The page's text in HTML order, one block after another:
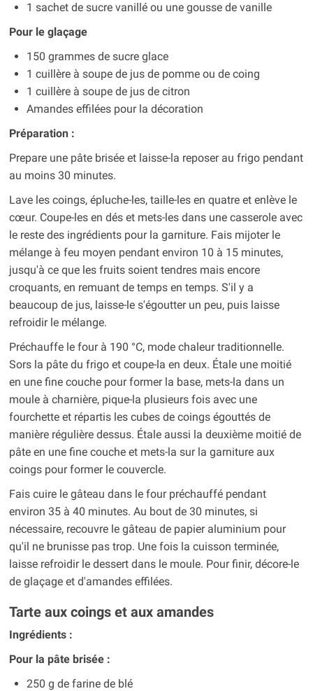
1 sachet de sucre vanillé ou une gousse de vanille
Pour le glaçage
150 grammes de sucre glace
1 cuillère à soupe de jus de pomme ou de coing
1 cuillère à soupe de jus de citron
Amandes effilées pour la décoration
Préparation :
Prepare une pâte brisée et laisse-la reposer au frigo pendant
au moins 30 minutes.
Lave les coings, épluche-les, taille-les en quatre et enlève le
cœur. Coupe-les en dés et mets-les dans une casserole avec
le reste des ingrédients pour la garniture. Fais mijoter le
mélange à feu moyen pendant environ 10 à 15 minutes,
jusqu'à ce que les fruits soient tendres mais encore
croquants, en remuant de temps en temps. S'il y a
beaucoup de jus, laisse-le s'égoutter un peu, puis laisse
refroidir le mélange.
Préchauffe le four à 190 °C, mode chaleur traditionnelle.
Sors la pâte du frigo et coupe-la en deux. Étale une moitié
en une fine couche pour former la base, mets-la dans un
moule à charnière, pique-la plusieurs fois avec une
fourchette et répartis les cubes de coings égouttés de
manière régulière dessus. Étale aussi la deuxième moitié de
pâte en une fine couche et mets-la sur la garniture aux
coings pour former le couvercle.
Fais cuire le gâteau dans le four préchauffé pendant
environ 35 à 40 minutes. Au bout de 30 minutes, si
nécessaire, recouvre le gâteau de papier aluminium pour
qu'il ne brunisse pas trop. Une fois la cuisson terminée,
laisse refroidir le dessert dans le moule. Pour finir, décore-le
de glaçage et d'amandes effilées.
Tarte aux coings et aux amandes
Ingrédients :
Pour la pâte brisée :
250 g de farine de blé